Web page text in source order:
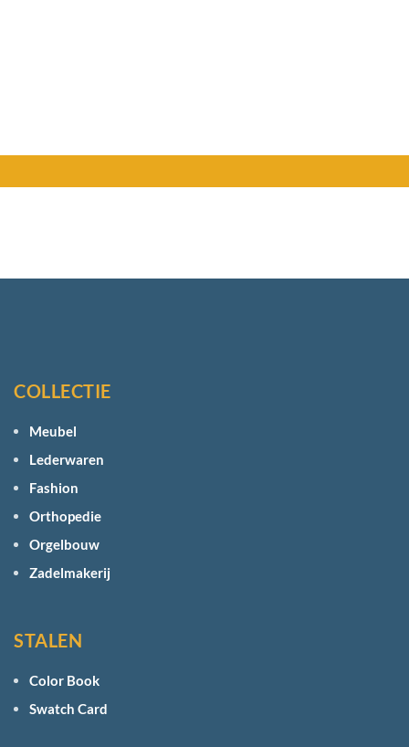
COLLECTIE
Meubel
Lederwaren
Fashion
Orthopedie
Orgelbouw
Zadelmakerij
STALEN
Color Book
Swatch Card